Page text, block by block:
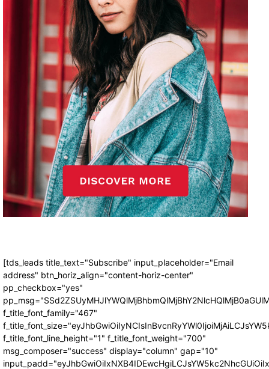
[tds_leads title_text="Subscribe" input_placeholder="Email
address" btn_horiz_align="content-horiz-center"
pp_checkbox="yes"
f_title_font_family="467"
f_title_font_line_height="1" f_title_font_weight="700"
msg_composer="success" display="column" gap="10"